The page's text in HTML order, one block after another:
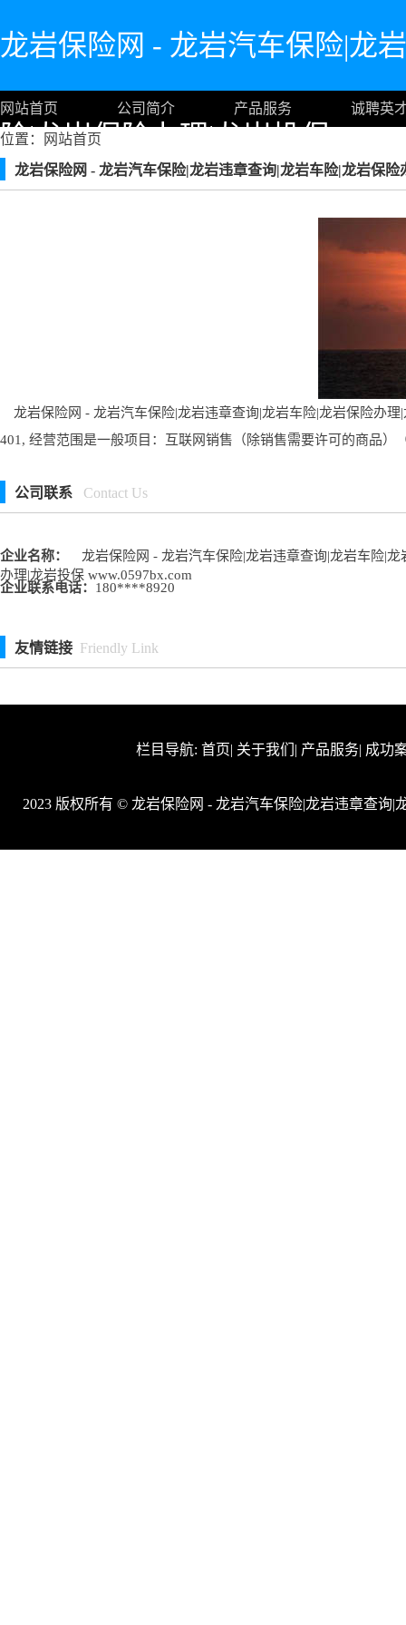
龙岩保险网 - 龙岩汽车保险|龙
险|龙岩保险办理|龙岩投保
网站首页 公司简介 产品服务
诚聘英
位置：
网站首页
龙岩保险网 - 龙岩汽车保险|龙岩违章查询|龙岩车险|龙岩保险
龙岩保险网 - 龙岩汽车保险|龙岩违章查询|龙岩车险|龙岩保险办
401, 经营范围是一般项目：互联网销售（除销售需要许可的商品
公司联系 Contact Us
企业名称：
龙岩保险网 - 龙岩汽车保险|龙岩违章查询|龙岩车险|龙
办理|龙岩投保 www.0597bx.com
企业联系电话： 180****8920
友情链接 Friendly Link
栏目导航: 首页| 关于我们 | 产品服务| 成功
2023 版权所有 © 龙岩保险网 - 龙岩汽车保险|龙岩违章查询